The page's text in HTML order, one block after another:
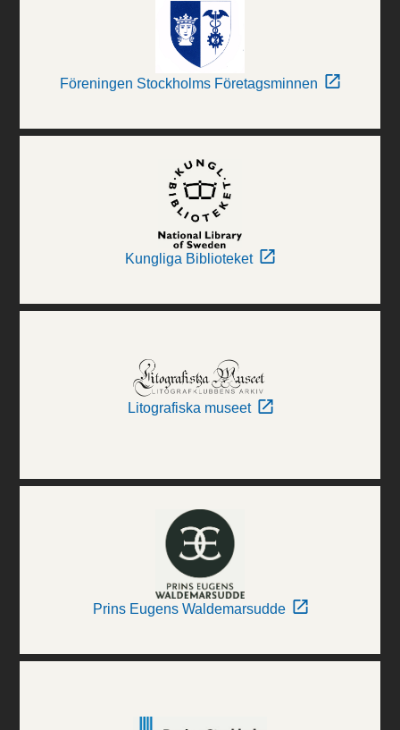
Föreningen Stockholms Företagsminnen
Kungliga Biblioteket
Litografiska museet
Prins Eugens Waldemarsudde